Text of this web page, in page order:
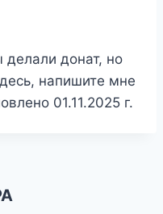
делали донат, но
напишите мне
01.11.2025 г.